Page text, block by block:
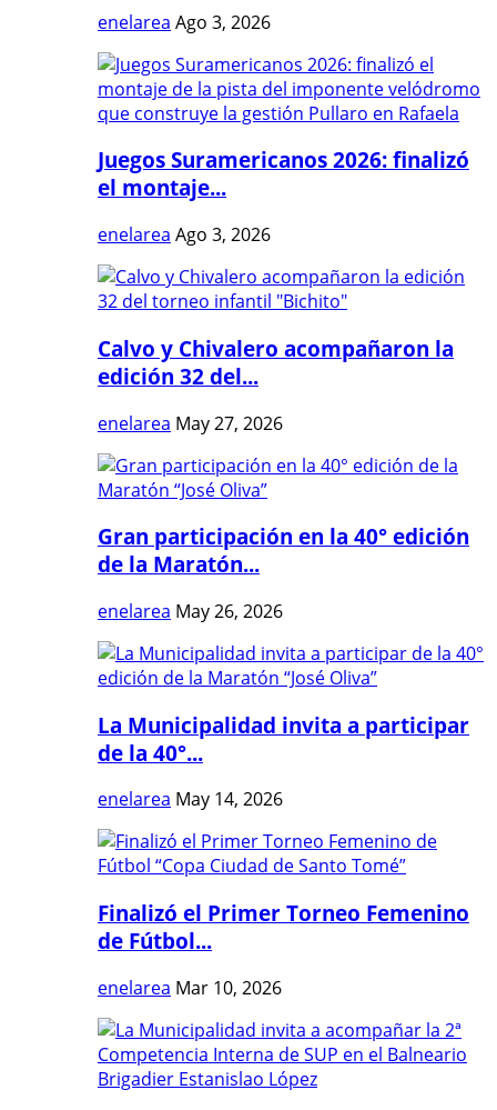
enelarea Ago 3, 2026
Juegos Suramericanos 2026: finalizó
el montaje...
enelarea Ago 3, 2026
Calvo y Chivalero acompañaron la
edición 32 del...
enelarea May 27, 2026
Gran participación en la 40° edición
de la Maratón...
enelarea May 26, 2026
La Municipalidad invita a participar
de la 40°...
enelarea May 14, 2026
Finalizó el Primer Torneo Femenino
de Fútbol...
enelarea Mar 10, 2026